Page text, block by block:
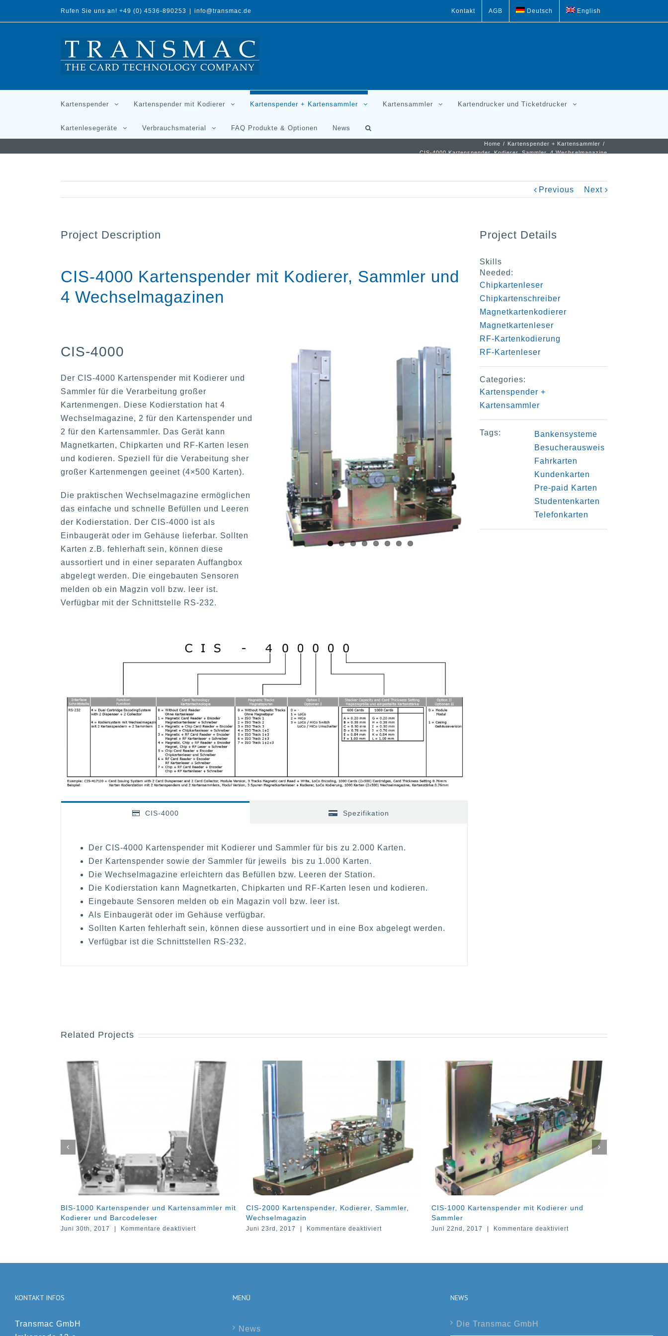
Rufen Sie uns an! +49 (0) 4536-890253 info@transmac.de Kontakt AGB Deutsch English
Kartenspender Kartenspender mit Kodierer Kartenspender + Kartensammler Kartensammler Kartendrucker und Ticketdrucker
Kartenlesegeräte Verbrauchsmaterial FAQ Produkte & Optionen News
Home / Kartenspender + Kartensammler /
CIS-4000 Kartenspender, Kodierer, Sammler, 4 Wechselmagazine
Previous Next
Project Description
CIS-4000 Kartenspender mit Kodierer, Sammler und
4 Wechselmagazinen
CIS-4000
Der CIS-4000 Kartenspender mit Kodierer und
Sammler für die Verarbeitung großer
Kartenmengen. Diese Kodierstation hat 4
Wechselmagazine, 2 für den Kartenspender und
2 für den Kartensammler. Das Gerät kann
Magnetkarten, Chipkarten und RF-Karten lesen
und kodieren. Speziell für die Verabeitung sher
großer Kartenmengen geeinet (4×500 Karten).
Die praktischen Wechselmagazine ermöglichen
das einfache und schnelle Befüllen und Leeren
der Kodierstation. Der CIS-4000 ist als
Einbaugerät oder im Gehäuse lieferbar. Sollten
Karten z.B. fehlerhaft sein, können diese
aussortiert und in einer separaten Auffangbox
abgelegt werden. Die eingebauten Sensoren
melden ob ein Magzin voll bzw. leer ist.
Verfügbar mit der Schnittstelle RS-232.
CIS-4000 Spezifikation
Der CIS-4000 Kartenspender mit Kodierer und Sammler für bis zu 2.000 Karten.
Der Kartenspender sowie der Sammler für jeweils bis zu 1.000 Karten.
Die Wechselmagazine erleichtern das Befüllen bzw. Leeren der Station.
Die Kodierstation kann Magnetkarten, Chipkarten und RF-Karten lesen und kodieren.
Eingebaute Sensoren melden ob ein Magazin voll bzw. leer ist.
Als Einbaugerät oder im Gehäuse verfügbar.
Sollten Karten fehlerhaft sein, können diese aussortiert und in eine Box abgelegt werden.
Verfügbar ist die Schnittstellen RS-232.
Project Details
Skills
Needed:
Chipkartenleser
Chipkartenschreiber
Magnetkartenkodierer
Magnetkartenleser
RF-Kartenkodierung
RF-Kartenleser
Categories:
Kartenspender +
Kartensammler
Tags:
Bankensysteme
Besucherausweis
Fahrkarten
Kundenkarten
Pre-paid Karten
Studentenkarten
Telefonkarten
Related Projects
Kartenspender und Kartensammler mit
und Barcodeleser
Kommentare deaktiviert
für
und
CIS-2000 Kartenspender, Kodierer, Sammler,
Juni 23rd, 2017 Kommentare deaktiviert
für
Kodierer,
CIS-1000 Kartenspender mit Kodierer und
Juni 22nd, 2017 Kommentare deaktiviert
für
mit
CDC-1000 Kartenspender und
Juni 1st, 2017
KONTAKT INFOS
Transmac GmbH
MENÜ
News
NEWS
Die Transmac GmbH